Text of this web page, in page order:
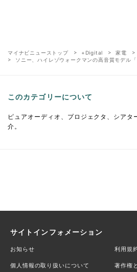
マイナビニューストップ +Digital 家電
ソニー、ハイレゾウォークマンの高音質モデル
このカテゴリーについて
ピュアオーディオ、プロジェクタ、シアタ
介。
サイトインフォメーション
お知らせ 利用規
個人情報の取り扱いについて 著作権